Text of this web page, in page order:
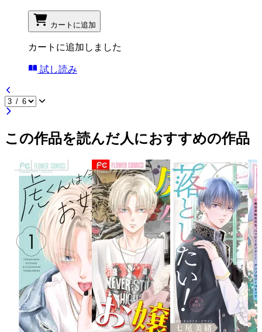
カートに追加
カートに追加しました
試し読み
この作品を読んだ人におすすめの作品